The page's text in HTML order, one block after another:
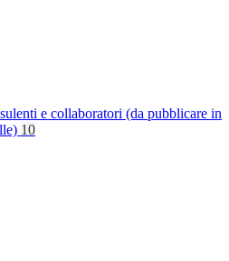
e collaboratori (da pubblicare in
10